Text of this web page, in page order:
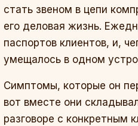
стать звеном в цепи
его деловая жизнь.
паспортов клиентов, и,
умещалось в одном
Симптомы, которые он
вот вместе они
разговоре с конкретным